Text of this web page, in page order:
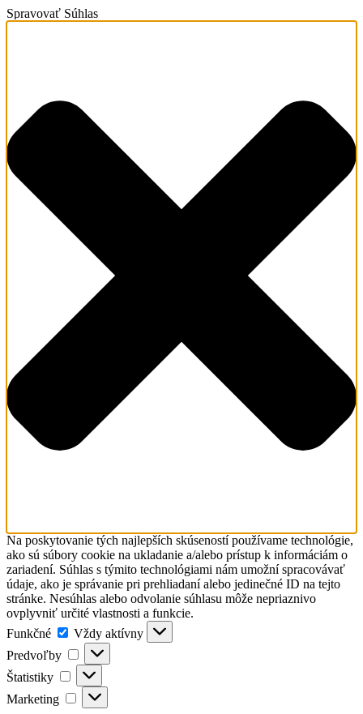
Spravovať Súhlas
Na poskytovanie tých najlepších skúseností používame technológie,
ako sú súbory cookie na ukladanie a/alebo prístup k informáciám o
zariadení. Súhlas s týmito technológiami nám umožní spracovávať
údaje, ako je správanie pri prehliadaní alebo jedinečné ID na tejto
stránke. Nesúhlas alebo odvolanie súhlasu môže nepriaznivo
ovplyvniť určité vlastnosti a funkcie.
Funkčné
Funkčné
Vždy aktívny
Predvoľby
Predvoľby
Štatistiky Štatistiky
Marketing Marketing